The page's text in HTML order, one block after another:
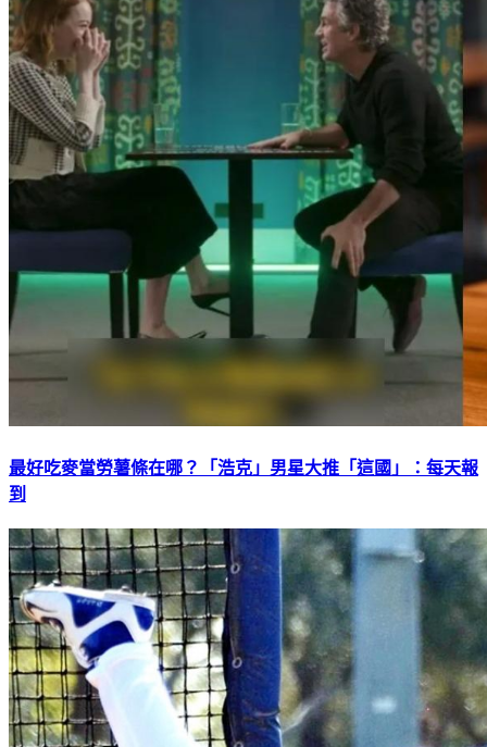
最好吃麥當勞薯條在哪？「浩克」男星大推「這國」：每天報
到